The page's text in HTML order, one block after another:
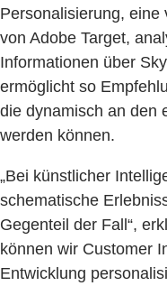
Personalisierung, eine
von Adobe Target,
Informationen über
ermöglicht so
die dynamisch an den
werden können.
„Bei künstlicher
schematische
Gegenteil der Fall“,
können wir Customer
Entwicklung